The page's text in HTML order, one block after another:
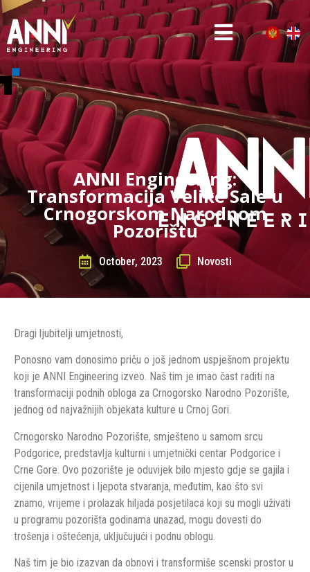
ANNI Engineering:
Transformacija Velike Sale u
Crnogorskom Narodnom
Pozorištu
October, 2023 Novosti
Dragi ljubitelji umjetnosti,
Ponosno vam donosimo priču o još jednom uspješnom projektu
koji je ANNI Engineering izveo. Naš tim je imao čast raditi na
transformaciji podnih obloga za Crnogorsko Narodno Pozorište,
jednog od najvažnijih objekata kulture u Crnoj Gori.
Crnogorsko Narodno Pozorište, smješteno u samom srcu
Podgorice, predstavlja kulturni i umjetnički centar Podgorice i
Crne Gore. Ovo pozorište je oduvijek bilo mjesto gdje se gajila i
cijenila umjetnost i ljepota stvaranja, međutim, kao što svi
znamo, vrijeme i prolazak hiljada posjetilaca koji su mogli uživati
u programu pozorišta godinama unazad, mogu dovesti do
trošenja i oštećenja, uključujući i podnu oblogu.
Naš tim je bio izazvan da obnovi i transformiše scenski prostor u